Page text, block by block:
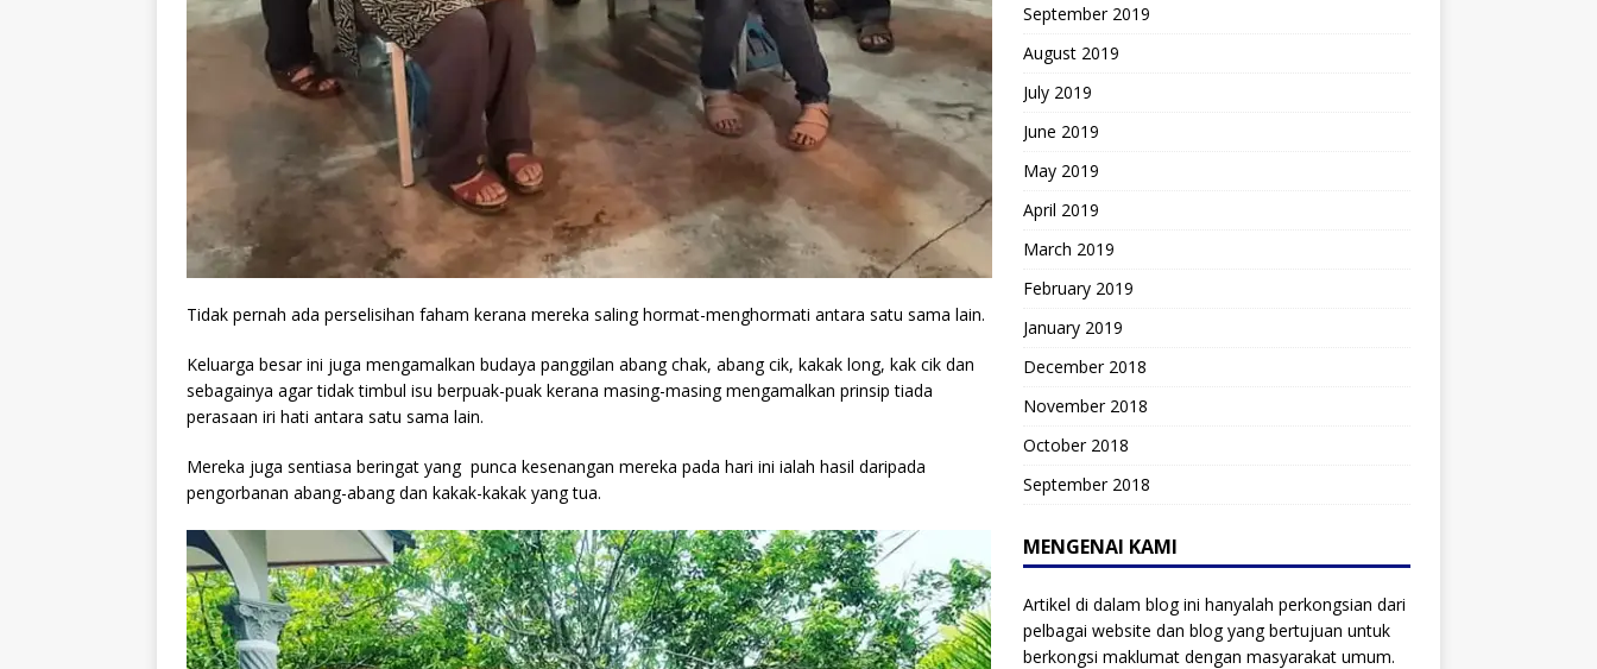
Tidak pernah ada perselisihan faham kerana mereka saling hormat-menghormati antara satu sama lain.
Keluarga besar ini juga mengamalkan budaya panggilan abang chak, abang cik, kakak long, kak cik dan
sebagainya agar tidak timbul isu berpuak-puak kerana masing-masing mengamalkan prinsip tiada
perasaan iri hati antara satu sama lain.
Mereka juga sentiasa beringat yang punca kesenangan mereka pada hari ini ialah hasil daripada
pengorbanan abang-abang dan kakak-kakak yang tua.
September 2019
August 2019
July 2019
June 2019
May 2019
April 2019
March 2019
February 2019
January 2019
December 2018
November 2018
October 2018
September 2018
MENGENAI KAMI
Artikel di dalam blog ini hanyalah perkongsian dari
pelbagai website dan blog yang bertujuan untuk
berkongsi maklumat dengan masyarakat umum.